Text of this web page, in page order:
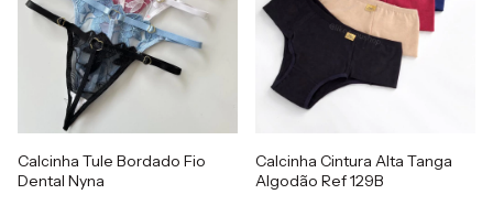
Calcinha Tule Bordado Fio
Dental Nyna
Calcinha Cintura Alta Tanga
Algodão Ref 129B